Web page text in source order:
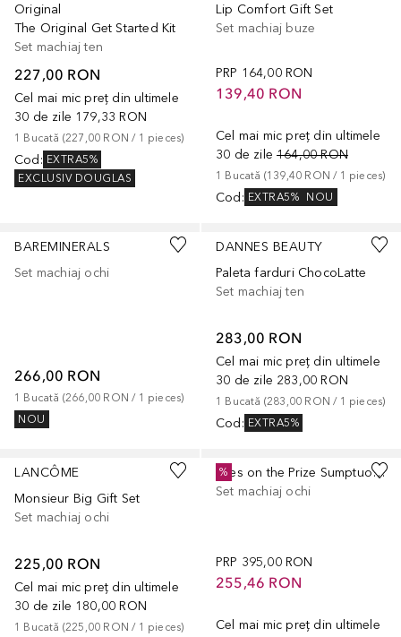
Original
The Original Get Started Kit
Set machiaj ten
227,00 RON
Cel mai mic preț din ultimele
30 de zile 179,33 RON
1 Bucată (227,00 RON / 1 pieces)
Cod : EXTRA5%
EXCLUSIV DOUGLAS
Lip Comfort Gift Set
Set machiaj buze
PRP 164,00 RON
139,40 RON
Cel mai mic preț din ultimele
30 de zile 164,00 RON
1 Bucată (139,40 RON / 1 pieces)
Cod : EXTRA5% NOU
BAREMINERALS
Set machiaj ochi
266,00 RON
1 Bucată (266,00 RON / 1 pieces)
NOU
DANNES BEAUTY
Paleta farduri ChocoLatte
Set machiaj ten
283,00 RON
Cel mai mic preț din ultimele
30 de zile 283,00 RON
1 Bucată (283,00 RON / 1 pieces)
Cod : EXTRA5%
LANCÔME
Monsieur Big Gift Set
Set machiaj ochi
225,00 RON
Cel mai mic preț din ultimele
30 de zile 180,00 RON
1 Bucată (225,00 RON / 1 pieces)
Eyes on the Prize Sumptuous Extreme Trio Gift Set
Set machiaj ochi
PRP 395,00 RON
255,46 RON
Cel mai mic preț din ultimele
%